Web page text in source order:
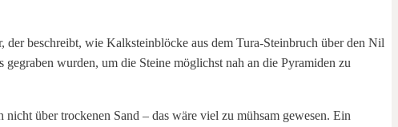
beschreibt, wie Kalksteinblöcke aus dem Tura-Steinbruch über den Nil
wurden, um die Steine möglichst nah an die Pyramiden zu
über trockenen Sand – das wäre viel zu mühsam gewesen. Ein